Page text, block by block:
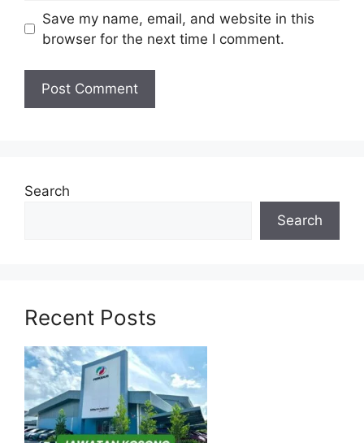
berikut :
Warganegara Malaysia.
Berumur tidak kurang dari 18 tahun pada
tarikh tutup iklan jawatan.
Tinggi tempatan atau kelayakan yang
Mempunyai pengetahuan dalam bidang
Microsoft Office terutamanya Microsoft
Mempunyai kemahiran dalam
pengendalian media sosial terkini.
Mampu mengendalikan kamera DSLR
atau mempunyai skill dalam mengambil
gambar yang setaraf.
Save my name, email, and website in this
browser for the next time I comment.
Search
Search
Recent Posts